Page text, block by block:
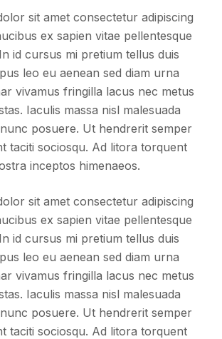
sit amet consectetur adipiscing
ex sapien vitae pellentesque
id cursus mi pretium tellus duis
leo eu aenean sed diam urna
vivamus fringilla lacus nec metus
Iaculis massa nisl malesuada
posuere. Ut hendrerit semper
taciti sociosqu. Ad litora torquent
inceptos himenaeos.
sit amet consectetur adipiscing
ex sapien vitae pellentesque
id cursus mi pretium tellus duis
leo eu aenean sed diam urna
vivamus fringilla lacus nec metus
Iaculis massa nisl malesuada
posuere. Ut hendrerit semper
taciti sociosqu. Ad litora torquent